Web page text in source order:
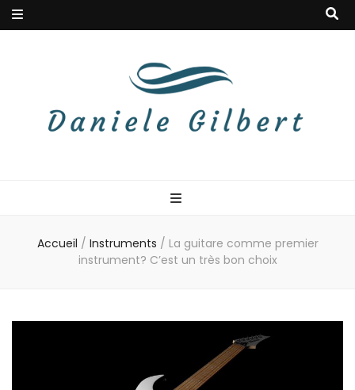
Accueil / Instruments / La guitare comme premier
instrument? C’est un très bon choix